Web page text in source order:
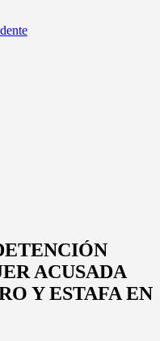
ACUSADA
Y ESTAFA EN